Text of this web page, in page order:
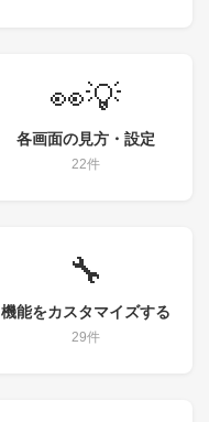
👀💡
各画面の見方・設定
22件
🔧
機能をカスタマイズする
29件